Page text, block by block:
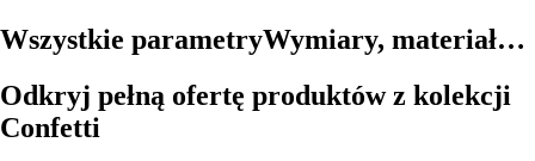
Wszystkie parametryWymiary, materiał…
Odkryj pełną ofertę produktów z kolekcji
Confetti